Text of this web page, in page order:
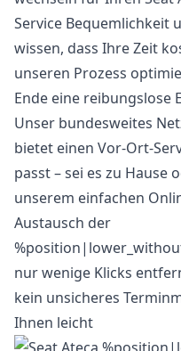
Service Bequemlichkeit
wissen, dass Ihre Zeit
unseren Prozess
Ende eine reibungslose
Unser bundesweites
bietet einen Vor-Ort-
passt – sei es zu Hause
unserem einfachen
Austausch der
nur wenige Klicks
kein unsicheres
Ihnen leicht